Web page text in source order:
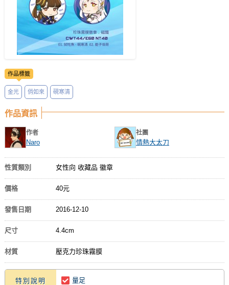
登入
作品標籤
金光 俏如來 硯寒清
作品資訊
作者
Naro
社團
情熱大太刀
性質類別 女性向 收藏品 徽章
價格 40元
發售日期 2016-12-10
尺寸 4.4cm
材質 壓克力珍珠霧膜
特別說明 量足